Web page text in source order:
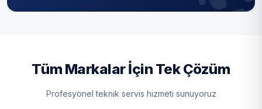
Tuzla
Üsküdar
Zeytinburnu
Tüm Markalar İçin Tek Çözüm
Profesyonel teknik servis hizmeti sunuyoruz